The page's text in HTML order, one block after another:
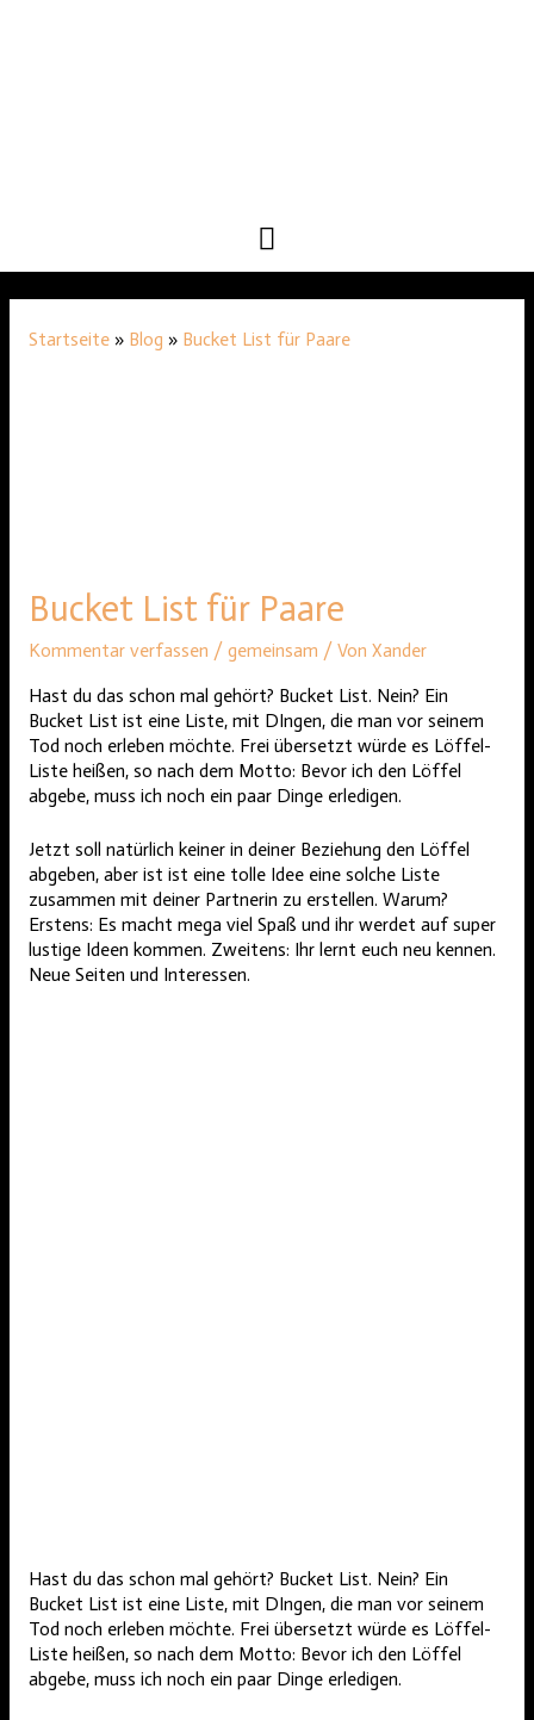
HAUPTMENÜ
Startseite» Blog » Bucket List für Paare
Bucket List für Paare
Kommentar verfassen / gemeinsam / Von Xander
Hast du das schon mal gehört? Bucket List. Nein? Ein
Bucket List ist eine Liste, mit DIngen, die man vor seinem
Tod noch erleben möchte. Frei übersetzt würde es Löffel-
Liste heißen, so nach dem Motto: Bevor ich den Löffel
abgebe, muss ich noch ein paar Dinge erledigen.
Jetzt soll natürlich keiner in deiner Beziehung den Löffel
abgeben, aber ist ist eine tolle Idee eine solche Liste
zusammen mit deiner Partnerin zu erstellen. Warum?
Erstens: Es macht mega viel Spaß und ihr werdet auf super
lustige Ideen kommen. Zweitens: Ihr lernt euch neu kennen.
Neue Seiten und Interessen.
Hast du das schon mal gehört? Bucket List. Nein? Ein
Bucket List ist eine Liste, mit DIngen, die man vor seinem
Tod noch erleben möchte. Frei übersetzt würde es Löffel-
Liste heißen, so nach dem Motto: Bevor ich den Löffel
abgebe, muss ich noch ein paar Dinge erledigen.